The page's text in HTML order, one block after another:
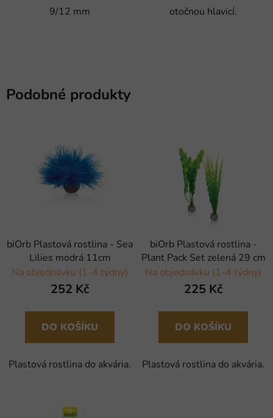
9/12 mm
otočnou hlavicí.
Podobné produkty
biOrb Plastová rostlina - Sea
Lilies modrá 11cm
Na objednávku (1-4 týdny)
252 Kč
DO KOŠÍKU
Plastová rostlina do akvária.
biOrb Plastová rostlina -
Plant Pack Set zelená 29 cm
Na objednávku (1-4 týdny)
225 Kč
DO KOŠÍKU
Plastová rostlina do akvária.